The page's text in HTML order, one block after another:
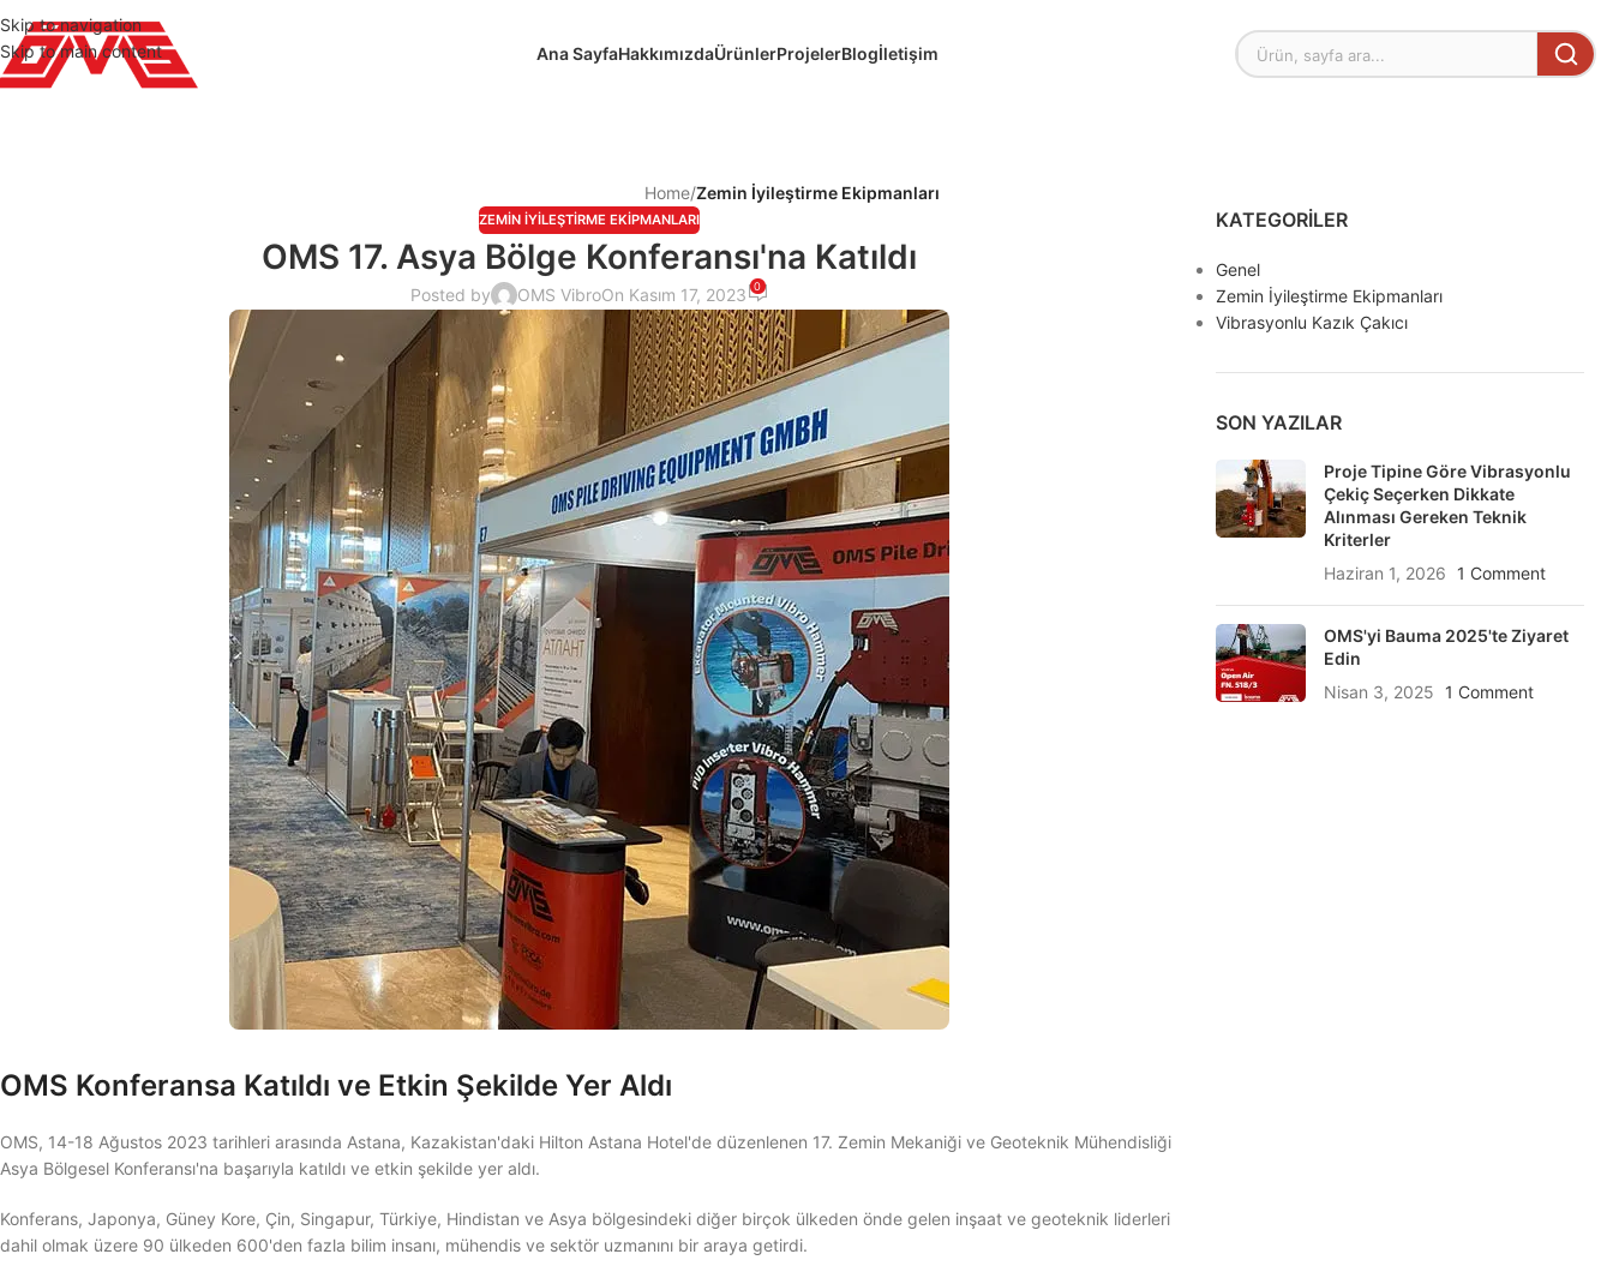
Skip to navigation
Skip to main content
Ana SayfaHakkımızdaÜrünlerProjelerBlogİletişim
Home/Zemin İyileştirme Ekipmanları
ZEMIN İYILEŞTIRME EKIPMANLARI
OMS 17. Asya Bölge Konferansı'na Katıldı
Posted by OMS VibroOn Kasım 17, 2023 0
OMS Konferansa Katıldı ve Etkin Şekilde Yer Aldı
OMS, 14-18 Ağustos 2023 tarihleri arasında Astana, Kazakistan'daki Hilton Astana Hotel'de düzenlenen 17. Zemin Mekaniği ve Geoteknik Mühendisliği
Asya Bölgesel Konferansı'na başarıyla katıldı ve etkin şekilde yer aldı.
Konferans, Japonya, Güney Kore, Çin, Singapur, Türkiye, Hindistan ve Asya bölgesindeki diğer birçok ülkeden önde gelen inşaat ve geoteknik liderleri
dahil olmak üzere 90 ülkeden 600'den fazla bilim insanı, mühendis ve sektör uzmanını bir araya getirdi.
KATEGORILER
Genel
Zemin İyileştirme Ekipmanları
Vibrasyonlu Kazık Çakıcı
SON YAZILAR
Proje Tipine Göre Vibrasyonlu
Çekiç Seçerken Dikkate
Alınması Gereken Teknik
Kriterler
Haziran 1, 2026
1 Comment
OMS'yi Bauma 2025'te Ziyaret
Edin
Nisan 3, 2025
1 Comment